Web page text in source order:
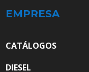
EMPRESA
CATÁLOGOS
DIESEL